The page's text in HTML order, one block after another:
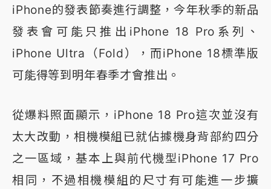
iPhone的發表節奏進行調整，今年秋季的新品
發表會可能只推出iPhone 18 Pro系列、
iPhone Ultra（Fold），而iPhone 18標準版
可能得等到明年春季才會推出。
從爆料照面顯示，iPhone 18 Pro這次並沒有
太大改動，相機模組已就佔據機身背部約四分
之一區域，基本上與前代機型iPhone 17 Pro
相同，不過相機模組的尺寸有可能進一步擴